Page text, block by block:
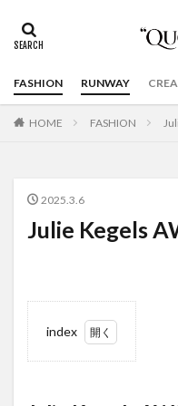
FASHION RUNWAY
HOME FASHION
2025.3.6
Julie Kegels
index
1
Julie